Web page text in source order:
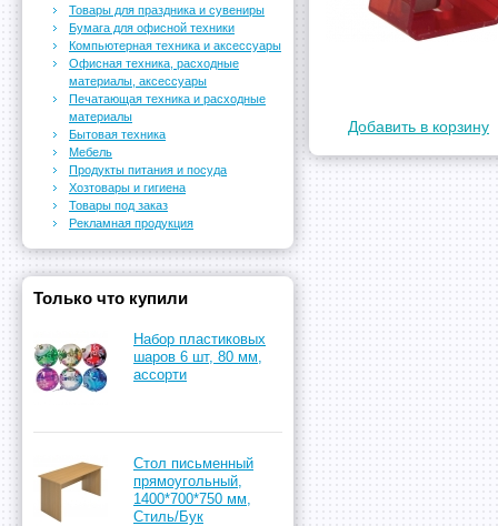
Добавить в корзину
Товары для праздника и сувениры
Бумага для офисной техники
Компьютерная техника и аксессуары
Офисная техника, расходные
материалы, аксессуары
Печатающая техника и расходные
материалы
Бытовая техника
Мебель
Продукты питания и посуда
Хозтовары и гигиена
Товары под заказ
Рекламная продукция
Только что купили
Набор пластиковых
шаров 6 шт, 80 мм,
ассорти
Стол письменный
прямоугольный,
1400*700*750 мм,
Стиль/Бук